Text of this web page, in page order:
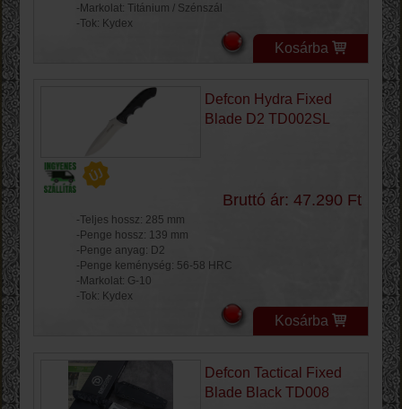
-Markolat: Titánium / Szénszál
-Tok: Kydex
Kosárba
Defcon Hydra Fixed
Blade D2 TD002SL
Bruttó ár: 47.290 Ft
-Teljes hossz: 285 mm
-Penge hossz: 139 mm
-Penge anyag: D2
-Penge keménység: 56-58 HRC
-Markolat: G-10
-Tok: Kydex
Kosárba
Defcon Tactical Fixed
Blade Black TD008